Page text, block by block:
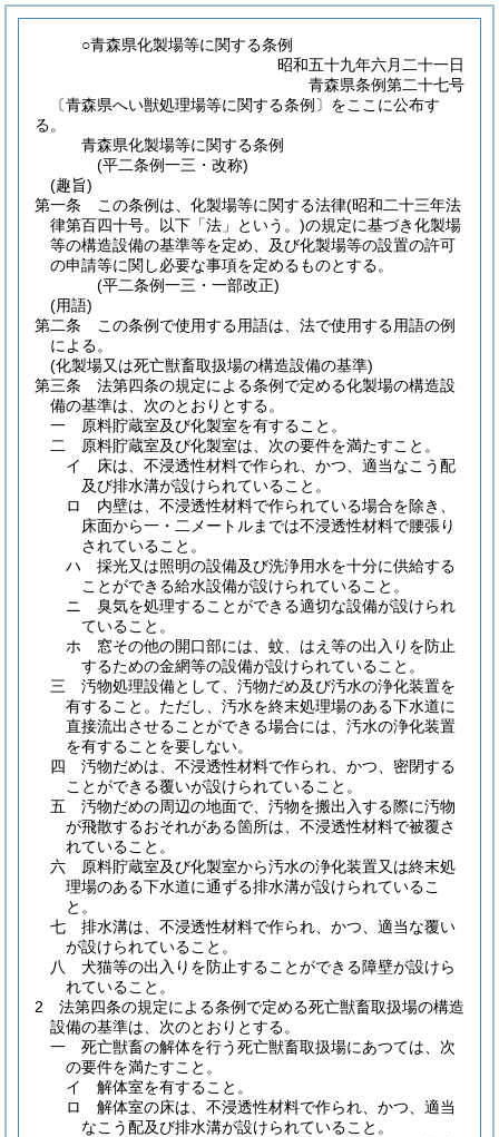
○青森県化製場等に関する条例
昭和五十九年六月二十一日
青森県条例第二十七号
〔青森県へい獣処理場等に関する条例〕をここに公布す
る。
青森県化製場等に関する条例
(平二条例一三・改称)
(趣旨)
第一条
この条例は、化製場等に関する法律(昭和二十三年法
律第百四十号。以下「法」という。)の規定に基づき化製場
等の構造設備の基準等を定め、及び化製場等の設置の許可
の申請等に関し必要な事項を定めるものとする。
(平二条例一三・一部改正)
(用語)
第二条
この条例で使用する用語は、法で使用する用語の例
による。
(化製場又は死亡獣畜取扱場の構造設備の基準)
第三条
法第四条の規定による条例で定める化製場の構造設
備の基準は、次のとおりとする。
一
原料貯蔵室及び化製室を有すること。
二
原料貯蔵室及び化製室は、次の要件を満たすこと。
イ
床は、不浸透性材料で作られ、かつ、適当なこう配
及び排水溝が設けられていること。
ロ
内壁は、不浸透性材料で作られている場合を除き、
床面から一・二メートルまでは不浸透性材料で腰張り
されていること。
ハ
採光又は照明の設備及び洗浄用水を十分に供給する
ことができる給水設備が設けられていること。
ニ
臭気を処理することができる適切な設備が設けられ
ていること。
ホ
窓その他の開口部には、蚊、はえ等の出入りを防止
するための金網等の設備が設けられていること。
三
汚物処理設備として、汚物だめ及び汚水の浄化装置を
有すること。 ただし、汚水を終末処理場のある下水道に
直接流出させることができる場合には、汚水の浄化装置
を有することを要しない。
四
汚物だめは、不浸透性材料で作られ、かつ、密閉する
ことができる覆いが設けられていること。
五
汚物だめの周辺の地面で、汚物を搬出入する際に汚物
が飛散するおそれがある箇所は、不浸透性材料で被覆さ
れていること。
六
原料貯蔵室及び化製室から汚水の浄化装置又は終末処
理場のある下水道に通ずる排水溝が設けられているこ
と。
七
排水溝は、不浸透性材料で作られ、かつ、適当な覆い
が設けられていること。
八
犬猫等の出入りを防止することができる障壁が設けら
れていること。
2
法第四条の規定による条例で定める死亡獣畜取扱場の構造
設備の基準は、次のとおりとする。
一
死亡獣畜の解体を行う死亡獣畜取扱場にあつては、次
の要件を満たすこと。
イ
解体室を有すること。
ロ
解体室の床は、不浸透性材料で作られ、かつ、適当
なこう配及び排水溝が設けられていること。